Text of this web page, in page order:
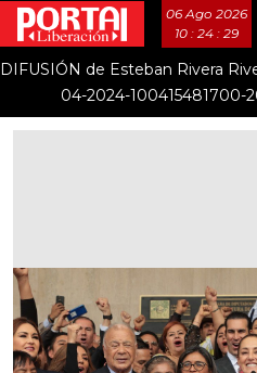
06 Ago 2026
10 : 24 : 29
DIFUSIÓN de Esteban Rivera
04-2024-100415481700-